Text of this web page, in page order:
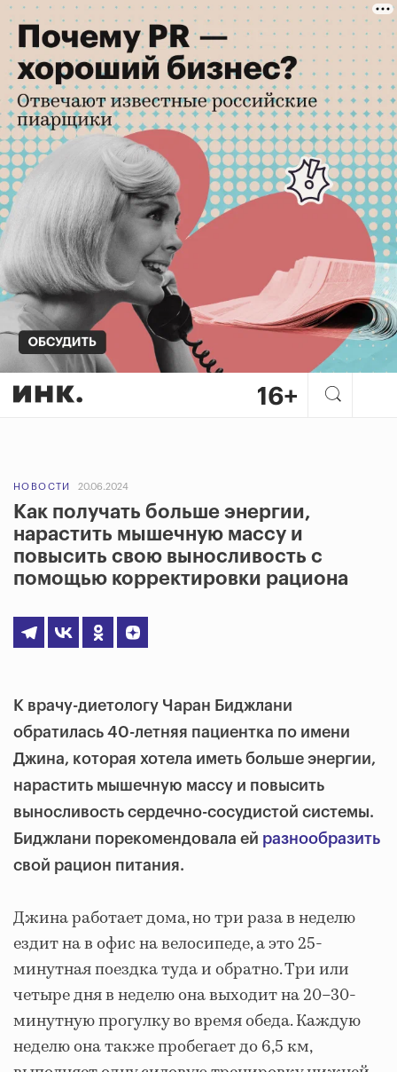
НОВОСТИ 20.06.2024
Как получать больше энергии,
нарастить мышечную массу и
повысить свою выносливость с
помощью корректировки рациона
К врачу-диетологу Чаран Биджлани
обратилась 40-летняя пациентка по имени
Джина, которая хотела иметь больше энергии,
нарастить мышечную массу и повысить
выносливость сердечно-сосудистой системы.
Биджлани порекомендовала ей разнообразить
свой рацион питания.
Джина работает дома, но три раза в неделю
ездит на в офис на велосипеде, а это 25-
минутная поездка туда и обратно. Три или
четыре дня в неделю она выходит на 20–30-
минутную прогулку во время обеда. Каждую
неделю она также пробегает до 6,5 км,